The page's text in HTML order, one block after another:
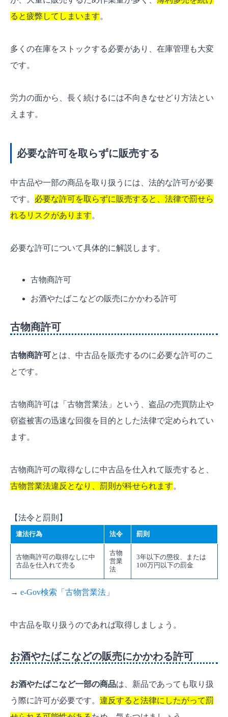
ると疲弊してしまいます。
多くの在庫をストックする必要があり、在庫管理も大変
です。
労力の面から、 長く続けるには不向きなせどり方法とい
えます。
必要な許可を取らずに販売する
中古品や一部の商品を取り扱うには、法的な許可が必要
です。 必要な許可を取らずに販売すると、法律で罰せら
れるリスクがあります。
必要な許可について具体的に解説します。
古物商許可
お酒やたばこなどの販売にかかわる許可
古物商許可
古物商許可とは、中古品を販売するのに必要な許可のこ
とです。
古物商許可は「古物営業法」という、盗品の売買防止や
窃盗被害の迅速な回復を目的とした法律で定められてい
ます。
古物商許可の取得なしに中古品を仕入れて販売すると、
古物営業法違反となり、罰則が科せられます。
【法令と罰則】
違法行為 法令 罰則
古物商許可の取得なしに中
古品を仕入れて売る
古物
営業
法
3年以下の懲役、または
100万円以下の罰金
→ e-Gov検索「古物営業法」
中古品を取り扱うのであれば取得しましょう。
お酒やたばこなどの販売にかかわる許可
お酒やたばこなど一部の商品は、新品であっても取り扱
う際に許可が必要です。 違反すると法律にしたがって罰